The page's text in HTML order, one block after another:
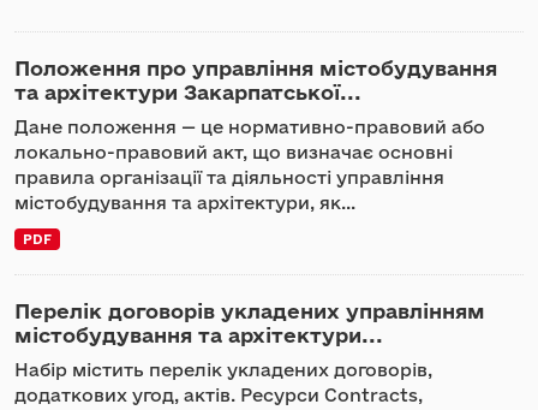
Положення про управління містобудування
та архітектури Закарпатської...
Дане положення — це нормативно-правовий або
локально-правовий акт, що визначає основні
правила організації та діяльності управління
містобудування та архітектури, як...
PDF
Перелік договорів укладених управлінням
містобудування та архітектури...
Набір містить перелік укладених договорів,
додаткових угод, актів. Ресурси Contracts,